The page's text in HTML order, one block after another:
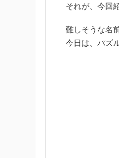
それが、今回
難しそうな名
今日は、パズ